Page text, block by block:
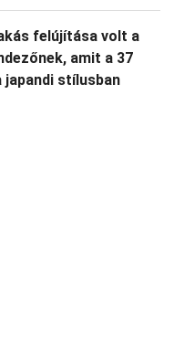
felújítása volt a
amit a 37
japandi stílusban